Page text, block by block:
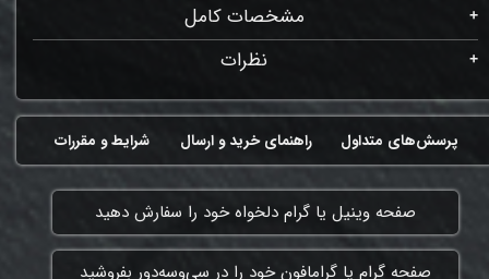
مشخصات کامل
نظرات
شرایط و مقررات راهنمای خرید و ارسال پرسش‌های متداول
​صفحه وینیل یا گرام دلخواه خود را سفارش دهید
​صفحه گرام یا گرامافون خود را در سی‌وسه‌دور بفروشید